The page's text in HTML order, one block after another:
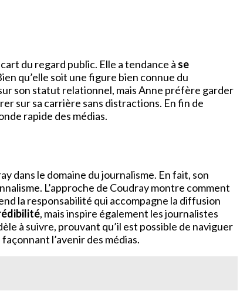
du regard public. Elle a tendance à se
qu’elle soit une figure bien connue du
son statut relationnel, mais Anne préfère garder
sur sa carrière sans distractions. En fin de
rapide des médias.
dans le domaine du journalisme. En fait, son
L’approche de Coudray montre comment
la responsabilité qui accompagne la diffusion
, mais inspire également les journalistes
à suivre, prouvant qu’il est possible de naviguer
l’avenir des médias.